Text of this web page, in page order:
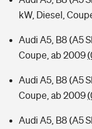
kW, Diesel,
Audi A5, B8 (A5
Coupe, ab 2009
Audi A5, B8 (A5
Coupe, ab 2009
Audi A5, B8 (A5